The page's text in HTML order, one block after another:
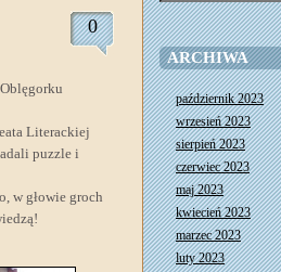
0
Literackiej
puzzle i
w głowie groch
ARCHIWA
październik 2023
wrzesień 2023
sierpień 2023
czerwiec 2023
maj 2023
kwiecień 2023
marzec 2023
luty 2023